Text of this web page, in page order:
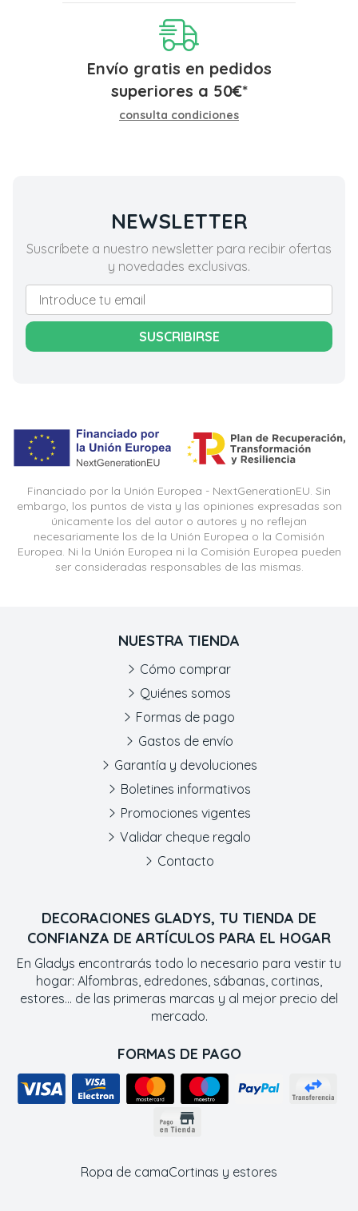
Envío gratis en pedidos
superiores a 50€*
consulta condiciones
NEWSLETTER
Suscríbete a nuestro newsletter para recibir ofertas
y novedades exclusivas.
SUSCRIBIRSE
Financiado por la Unión Europea - NextGenerationEU. Sin
embargo, los puntos de vista y las opiniones expresadas son
únicamente los del autor o autores y no reflejan
necesariamente los de la Unión Europea o la Comisión
Europea. Ni la Unión Europea ni la Comisión Europea pueden
ser consideradas responsables de las mismas.
DECORACIONES GLADYS, TU TIENDA DE
CONFIANZA DE ARTÍCULOS PARA EL HOGAR
En Gladys encontrarás todo lo necesario para vestir tu
hogar: Alfombras, edredones, sábanas, cortinas,
estores... de las primeras marcas y al mejor precio del
mercado.
FORMAS DE PAGO
NUESTRA TIENDA
Cómo comprar
Quiénes somos
Formas de pago
Gastos de envío
Garantía y devoluciones
Boletines informativos
Promociones vigentes
Validar cheque regalo
Contacto
Ropa de camaCortinas y estores